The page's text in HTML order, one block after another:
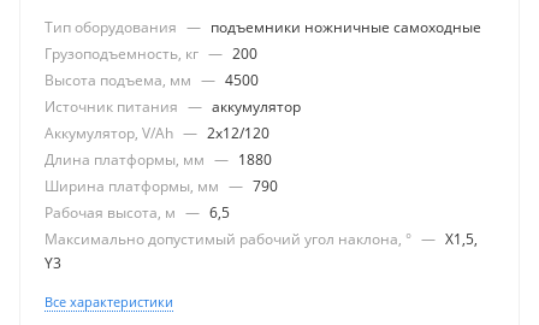
Тип оборудования — подъемники ножничные самоходные
Грузоподъемность, кг — 200
Высота подъема, мм — 4500
Источник питания — аккумулятор
Аккумулятор, V/Ah — 2x12/120
Длина платформы, мм — 1880
Ширина платформы, мм — 790
Рабочая высота, м — 6,5
Максимально допустимый рабочий угол наклона, ° — X1,5,
Y3
Все характеристики